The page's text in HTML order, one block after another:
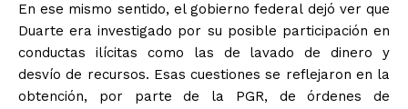
En ese mismo sentido, el gobierno federal dejó ver que
Duarte era investigado por su posible participación en
conductas ilícitas como las de lavado de dinero y
desvío de recursos. Esas cuestiones se reflejaron en la
obtención, por parte de la PGR, de órdenes de